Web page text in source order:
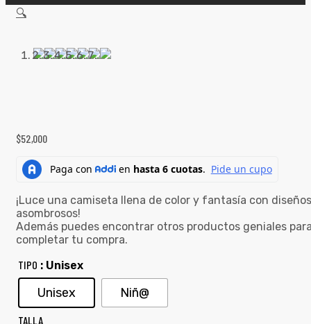
🔍
$52,000
¡Luce una camiseta llena de color y fantasía con diseños
asombrosos!
Además puedes encontrar otros productos geniales
completar tu compra.
TIPO : Unisex
Unisex Niñ@
TALLA